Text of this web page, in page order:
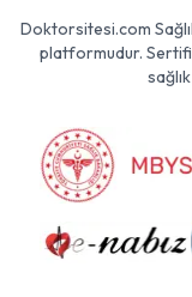
Doktorsitesi.com
platformudur.